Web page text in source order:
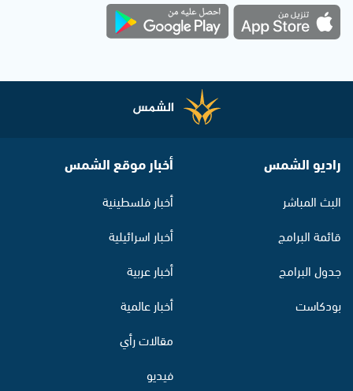
راديو الشمس
البث المباشر
قائمة البرامج
جدول البرامج
بودكاست
أخبار موقع الشمس
أخبار فلسطينية
أخبار اسرائيلية
أخبار عربية
أخبار عالمية
مقالات رأي
فيديو